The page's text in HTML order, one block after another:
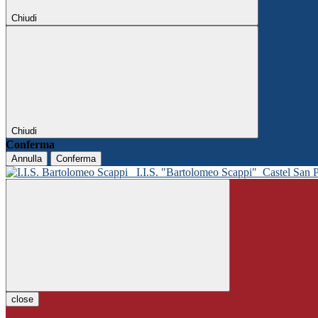
Chiudi
Chiudi
Conferma
Annulla Conferma
I.I.S. "Bartolomeo Scappi" Castel San
close